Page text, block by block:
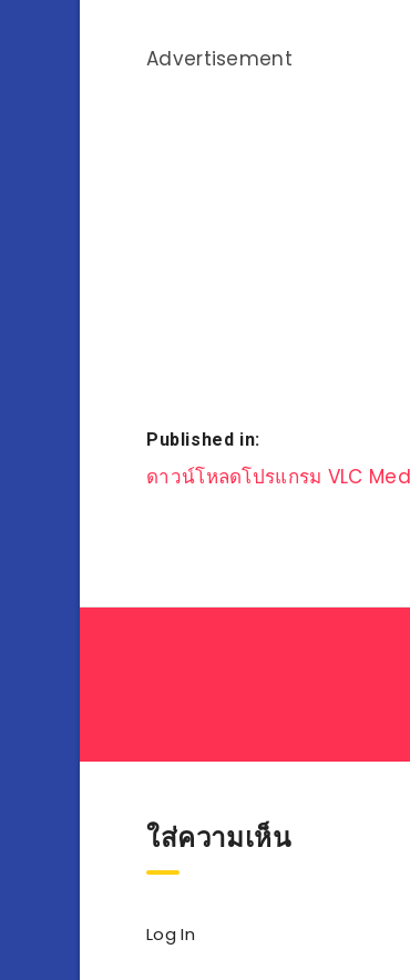
Advertisement
Published in:
แนะแนว
ดาวน์โหลดโปรแกรม VLC
ใส่ความเห็น
Log In